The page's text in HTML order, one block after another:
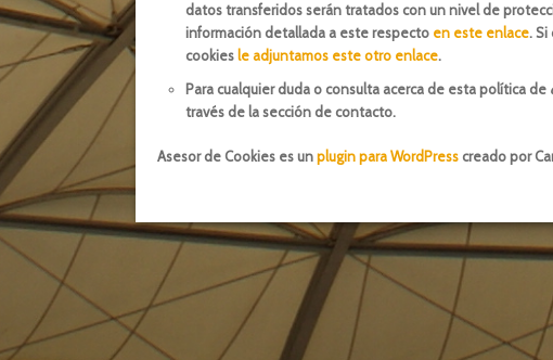
datos transferidos serán tratados con un nivel de
información detallada a este respecto en este enlace. Si
cookies le adjuntamos este otro enlace.
Para cualquier duda o consulta acerca de esta política de
través de la sección de contacto.
Asesor de Cookies es unplugin para WordPresscreado por